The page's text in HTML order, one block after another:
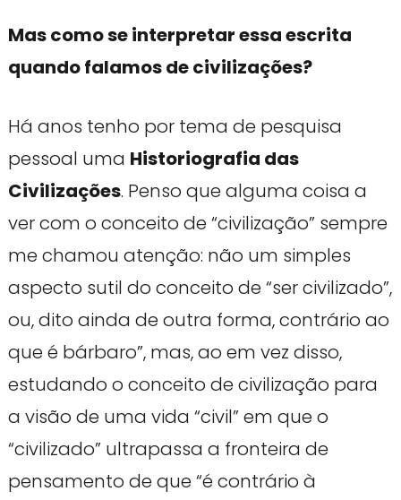
Mas como se interpretar essa escrita
quando falamos de civilizações?
Há anos tenho por tema de pesquisa
pessoal uma Historiografia das
Civilizações. Penso que alguma coisa a
ver com o conceito de “civilização” sempre
me chamou atenção: não um simples
aspecto sutil do conceito de “ser civilizado”,
ou, dito ainda de outra forma, contrário ao
que é bárbaro”, mas, ao em vez disso,
estudando o conceito de civilização para
a visão de uma vida “civil” em que o
“civilizado” ultrapassa a fronteira de
pensamento de que “é contrário à